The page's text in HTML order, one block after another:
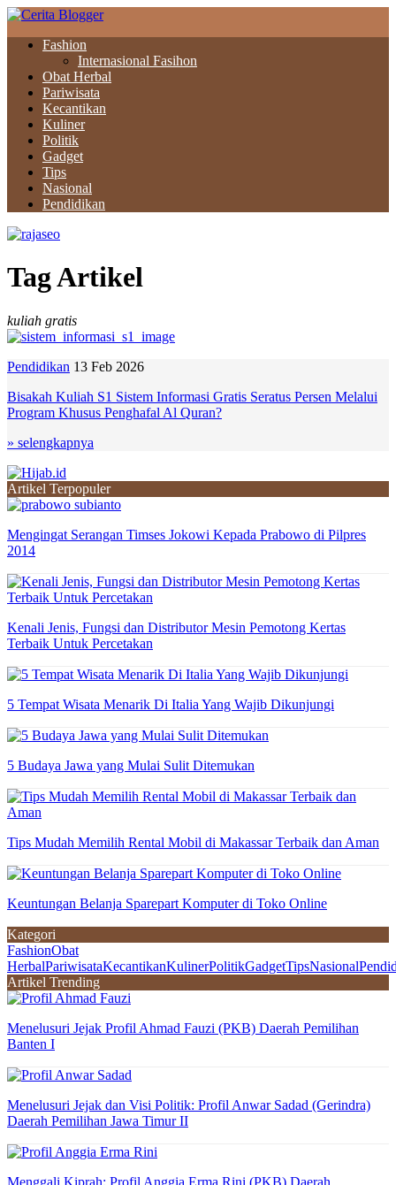
Fashion
Internasional Fasihon
Obat Herbal
Pariwisata
Kecantikan
Kuliner
Politik
Gadget
Tips
Nasional
Pendidikan
Tag Artikel
kuliah gratis
Pendidikan 13 Feb 2026
Bisakah Kuliah S1 Sistem Informasi Gratis Seratus Persen Melalui
Program Khusus Penghafal Al Quran?
» selengkapnya
Artikel Terpopuler
Mengingat Serangan Timses Jokowi Kepada Prabowo di Pilpres
2014
Kenali Jenis, Fungsi dan Distributor Mesin Pemotong Kertas
Terbaik Untuk Percetakan
5 Tempat Wisata Menarik Di Italia Yang Wajib Dikunjungi
5 Budaya Jawa yang Mulai Sulit Ditemukan
Tips Mudah Memilih Rental Mobil di Makassar Terbaik dan Aman
Keuntungan Belanja Sparepart Komputer di Toko Online
Kategori
FashionObat
HerbalPariwisataKecantikanKulinerPolitikGadgetTipsNasional
Artikel Trending
Menelusuri Jejak Profil Ahmad Fauzi (PKB) Daerah Pemilihan
Banten I
Menelusuri Jejak dan Visi Politik: Profil Anwar Sadad (Gerindra)
Daerah Pemilihan Jawa Timur II
Menggali Kiprah: Profil Anggia Erma Rini (PKB) Daerah